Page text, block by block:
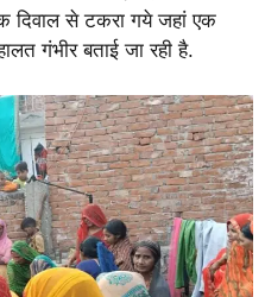
दिवाल से टकरा गये जहां एक
गंभीर बताई जा रही है.